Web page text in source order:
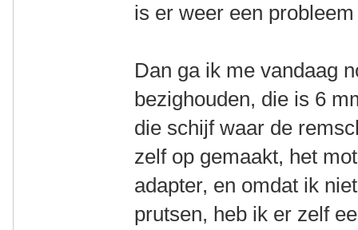
is er weer een
Dan ga ik me vandaag
bezighouden, die is 6
die schijf waar de
zelf op gemaakt, het
adapter, en omdat ik
prutsen, heb ik er zelf